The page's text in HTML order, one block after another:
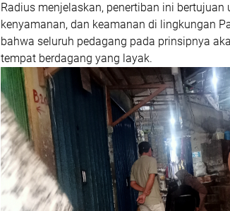
Radius menjelaskan, penertiban ini
kenyamanan, dan keamanan di lingkungan
bahwa seluruh pedagang pada prinsipnya
tempat berdagang yang layak.